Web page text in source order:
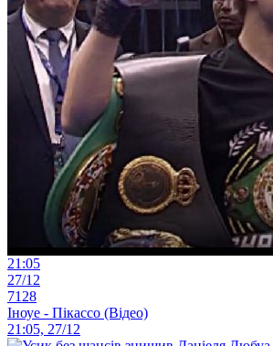
21:05
27/12
7128
Іноуе - Пікассо (Відео)
21:05, 27/12